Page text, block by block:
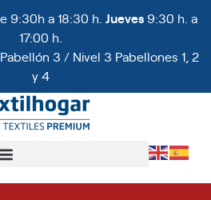
9:30h a 18:30 h. Jueves 9:30 h. a
17:00 h.
3 / Nivel 3 Pabellones 1, 2
y 4